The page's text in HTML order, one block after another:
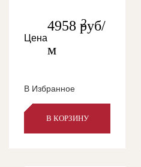
Цена
4958 руб/
м
2
В Избранное
В КОРЗИНУ